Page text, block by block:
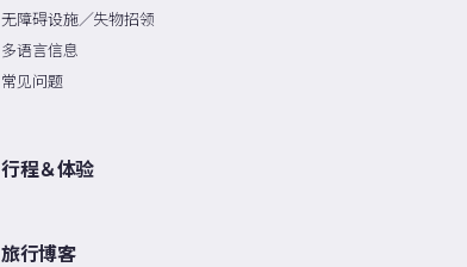
无障碍设施／失物招领
多语言信息
常见问题
行程＆体验
旅行博客